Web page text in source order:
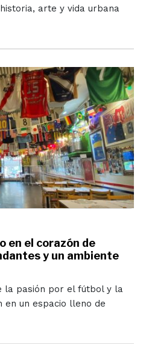
arte y vida urbana
en el corazón de
y un ambiente
la pasión por el fútbol y la
en un espacio lleno de